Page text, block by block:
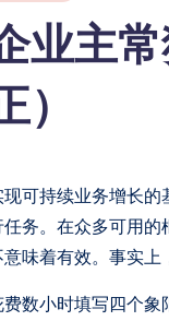
业主
可持续业务增长
务。在众多可用
味着有效。事实上
数小时填写四个